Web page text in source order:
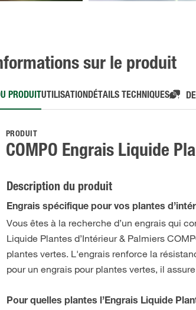
sur le produit
PRODUITUTILISATIONDÉTAILS TECHNIQUES
PRODUIT
COMPO Engrais Liquide
Description du produit
Engrais spécifique pour vos plantes
Vous êtes à la recherche d’un engrais qui
Liquide Plantes d’Intérieur & Palmiers
plantes vertes. L'engrais renforce la
pour un engrais pour plantes vertes, il
Pour quelles plantes l’Engrais Liquide